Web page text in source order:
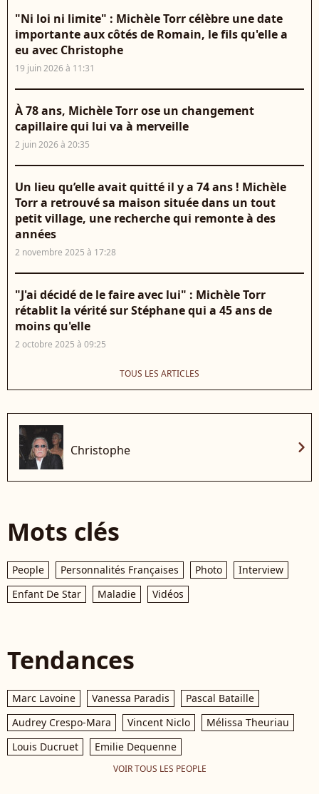
"Ni loi ni limite" : Michèle Torr célèbre une date
importante aux côtés de Romain, le fils qu'elle a
eu avec Christophe
19 juin 2026 à 11:31
À 78 ans, Michèle Torr ose un changement
capillaire qui lui va à merveille
2 juin 2026 à 20:35
Un lieu qu’elle avait quitté il y a 74 ans ! Michèle
Torr a retrouvé sa maison située dans un tout
petit village, une recherche qui remonte à des
années
2 novembre 2025 à 17:28
"J'ai décidé de le faire avec lui" : Michèle Torr
rétablit la vérité sur Stéphane qui a 45 ans de
moins qu'elle
2 octobre 2025 à 09:25
TOUS LES ARTICLES
Christophe chevron_right
Mots clés
People Personnalités Françaises Photo
Interview
Enfant De Star
Maladie Vidéos
Tendances
Marc Lavoine Vanessa Paradis
Pascal Bataille
Audrey Crespo-Mara
Vincent Niclo
Mélissa Theuriau
Louis Ducruet
Emilie Dequenne
VOIR TOUS LES PEOPLE